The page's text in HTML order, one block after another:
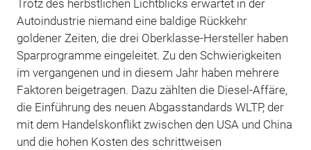
Trotz des herbstlichen Lichtblicks erwartet in der
Autoindustrie niemand eine baldige Rückkehr
goldener Zeiten, die drei Oberklasse-Hersteller haben
Sparprogramme eingeleitet. Zu den Schwierigkeiten
im vergangenen und in diesem Jahr haben mehrere
Faktoren beigetragen. Dazu zählten die Diesel-Affäre,
die Einführung des neuen Abgasstandards WLTP, der
mit dem Handelskonflikt zwischen den USA und China
und die hohen Kosten des schrittweisen